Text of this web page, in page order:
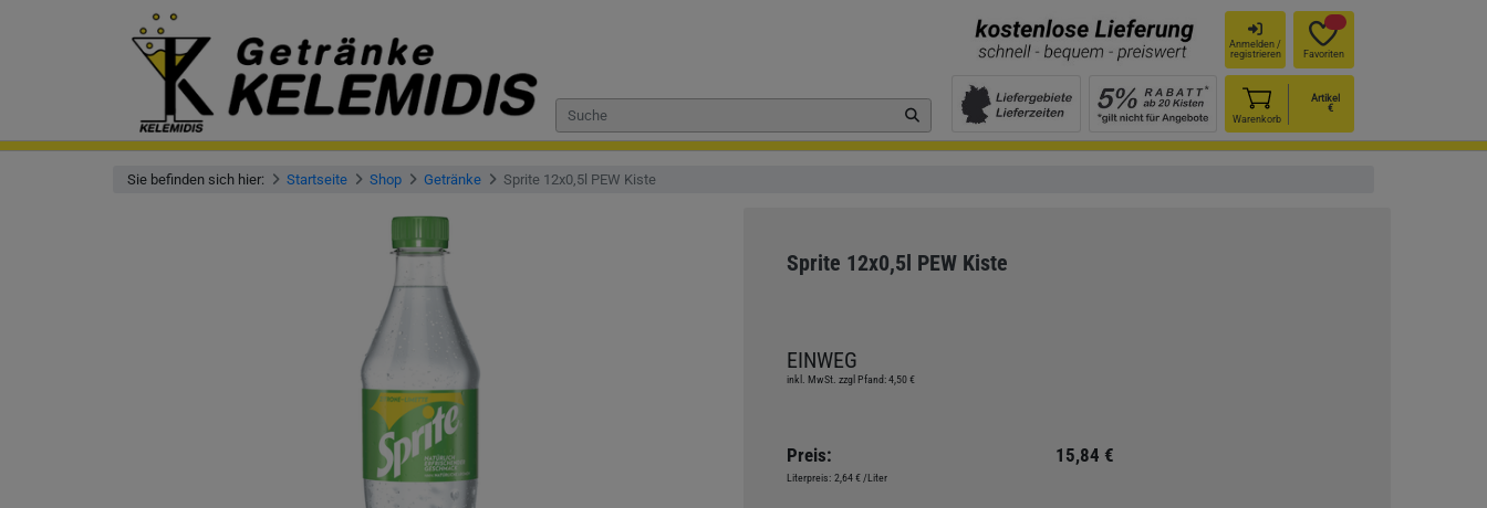
Anmelden /
registrieren
Favoriten
Warenkorb
Artikel
€
Sie befinden sich hier: Startseite Shop Getränke Sprite 12x0,5l PEW Kiste
Sprite 12x0,5l PEW Kiste
EINWEG
inkl. MwSt. zzgl Pfand: 4,50 €
Preis: 15,84 €
Literpreis: 2,64 € /Liter